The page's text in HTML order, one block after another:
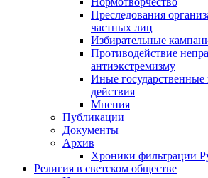
Преследования
частных лиц
Избирательные
Противодействие
антиэкстремизму
Иные
действия
Мнения
Публикации
Документы
Архив
Хроники фильтрации
Религия в светском обществе